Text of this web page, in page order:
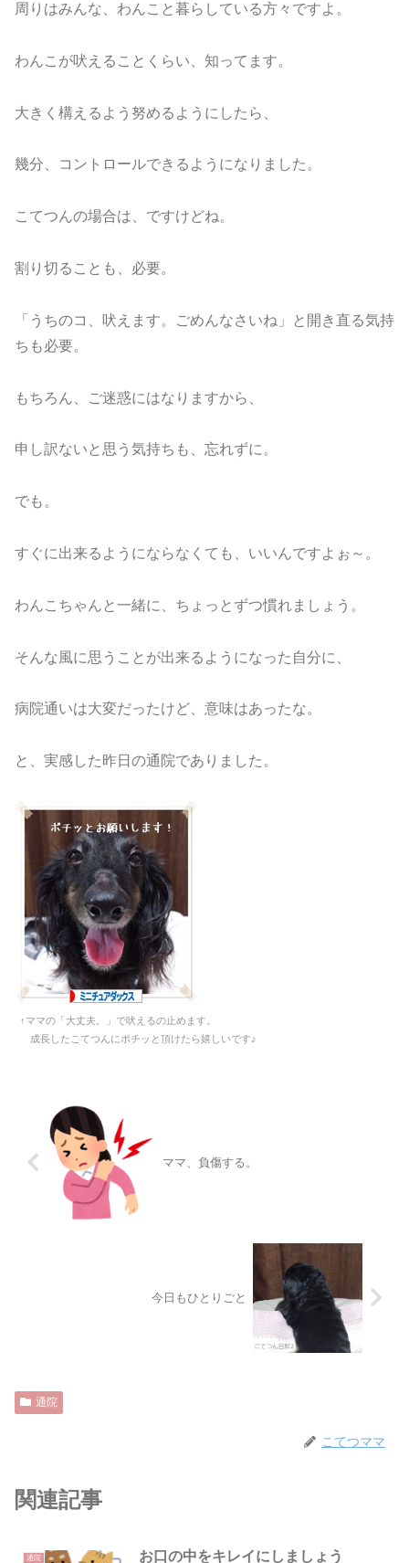
周りはみんな、わんこと暮らしている方々ですよ。
わんこが吠えることくらい、知ってます。
大きく構えるよう努めるようにしたら、
幾分、コントロールできるようになりました。
こてつんの場合は、ですけどね。
割り切ることも、必要。
「うちのコ、吠えます。ごめんなさいね」と開き直る気持
ちも必要。
もちろん、ご迷惑にはなりますから、
申し訳ないと思う気持ちも、忘れずに。
でも。
すぐに出来るようにならなくても、いいんですよぉ～。
わんこちゃんと一緒に、ちょっとずつ慣れましょう。
そんな風に思うことが出来るようになった自分に、
病院通いは大変だったけど、意味はあったな。
と、実感した昨日の通院でありました。
↑ママの「大丈夫。」で吠えるの止めます。
成長したこてつんにポチッと頂けたら嬉しいです♪
ママ、負傷する。
今日もひとりごと
通院
こてつママ
関連記事
通院 お口の中をキレイにしましょう